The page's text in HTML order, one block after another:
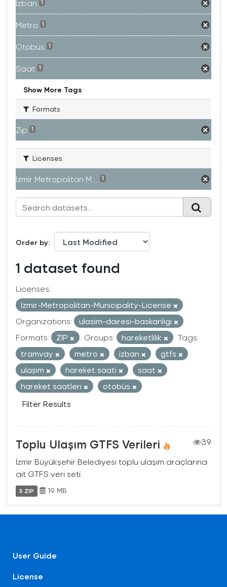
Izban 1
Metro 1
Otobüs 1
Saat 1
Show More Tags
Formats
Zip 1
Licenses
Izmir Metropolitan M... 1
Order by
1 dataset found
Licenses:
Izmir-Metropolitan-Municipality-License
Organizations:
ulasim-dairesi-baskanligi
Formats:
ZIP Groups: hareketlilik
Tags:
tramvay
metro izban
gtfs
ulaşım
hareket saati
saat
hareket saatleri
otobüs
Filter Results
Toplu Ulaşım GTFS Verileri
39
İzmir Büyükşehir Belediyesi toplu ulaşım araçlarına
ait GTFS veri seti
5 ZIP 19 MB
User Guide
License